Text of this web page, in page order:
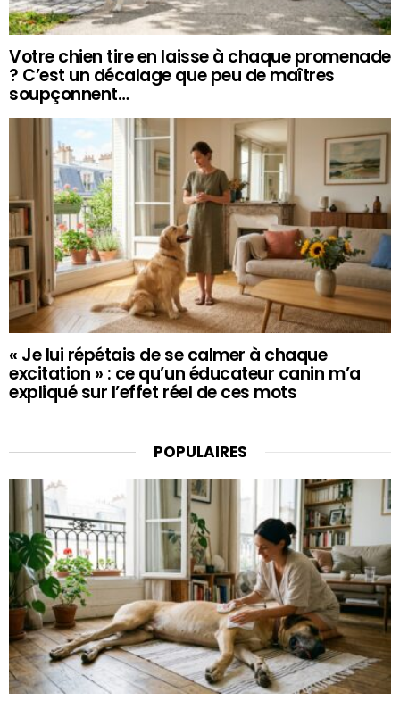
Votre chien tire en laisse à chaque promenade
? C’est un décalage que peu de maîtres
soupçonnent…
« Je lui répétais de se calmer à chaque
excitation » : ce qu’un éducateur canin m’a
expliqué sur l’effet réel de ces mots
POPULAIRES